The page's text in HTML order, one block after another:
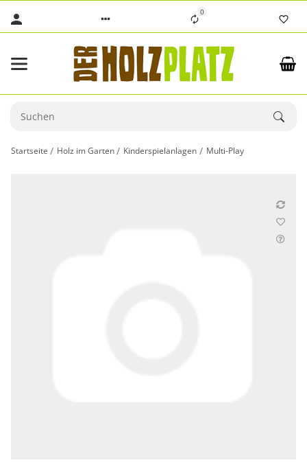
0
Startseite Holz im Garten Kinderspielanlagen Multi-Play